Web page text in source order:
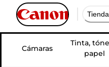
Tienda
Cámaras
Tinta,
papel